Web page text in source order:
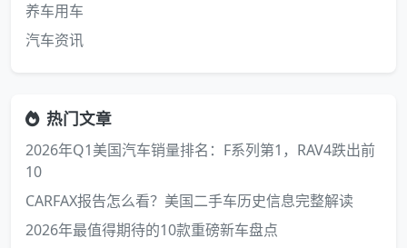
养车用车
汽车资讯
热门文章
2026年Q1美国汽车销量排名：F系列第1，RAV4跌出前
10
CARFAX报告怎么看？美国二手车历史信息完整解读
2026年最值得期待的10款重磅新车盘点